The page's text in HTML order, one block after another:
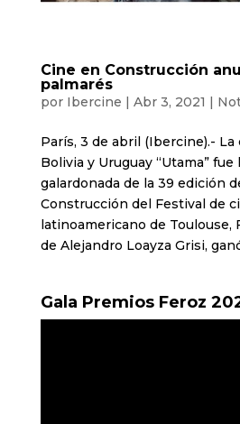
Cine en Construcción
palmarés
por Ibercine | Abr 3, 2021 |
París, 3 de abril (Ibercine).-
Bolivia y Uruguay “Utama” fue
galardonada de la 39 edición
Construcción del Festival de
latinoamericano de Toulouse,
de Alejandro Loayza Grisi,
Gala Premios Feroz